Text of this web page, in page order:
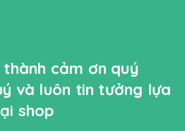
cảm ơn quý
và luôn tin tưởng lựa
shop